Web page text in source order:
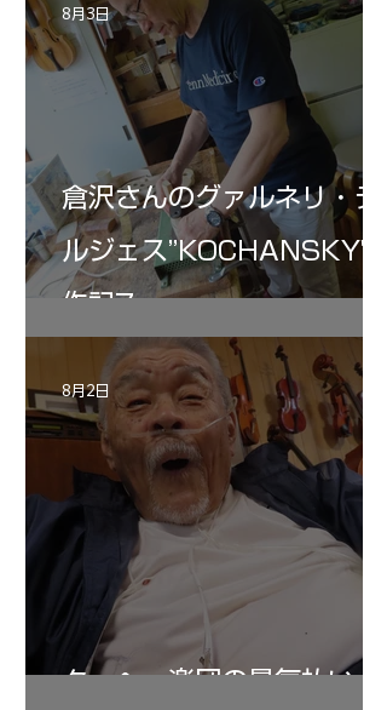
倉沢さんのグァルネリ・デ
ルジェス”KOCHANSKY"制
作記7
8月3日
ターヘー楽団の暑気払い
8月2日